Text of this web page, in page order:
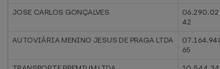
JOSE CARLOS GONÇALVES
42
AUTOVIÁRIA MENINO JESUS DE PRAGA LTDA
65